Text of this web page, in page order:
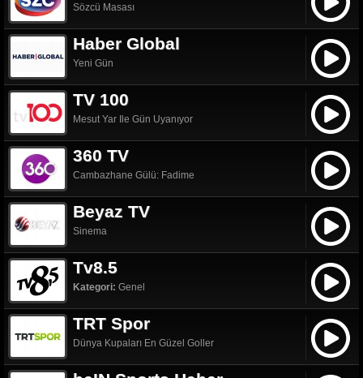
Sözcü Masası
Haber Global
Yeni Gün
TV 100
Mesut Yar Ile Gün Uyanıyor
360 TV
Cambazhane Gülü: Fadime
Beyaz TV
Sinema
Tv8.5
Kategori: Genel
TRT Spor
Dünya Kupaları En Güzel Goller